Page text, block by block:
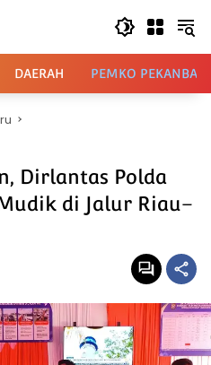
DAERAH PEMKO
Dirlantas Polda
di Jalur Riau–